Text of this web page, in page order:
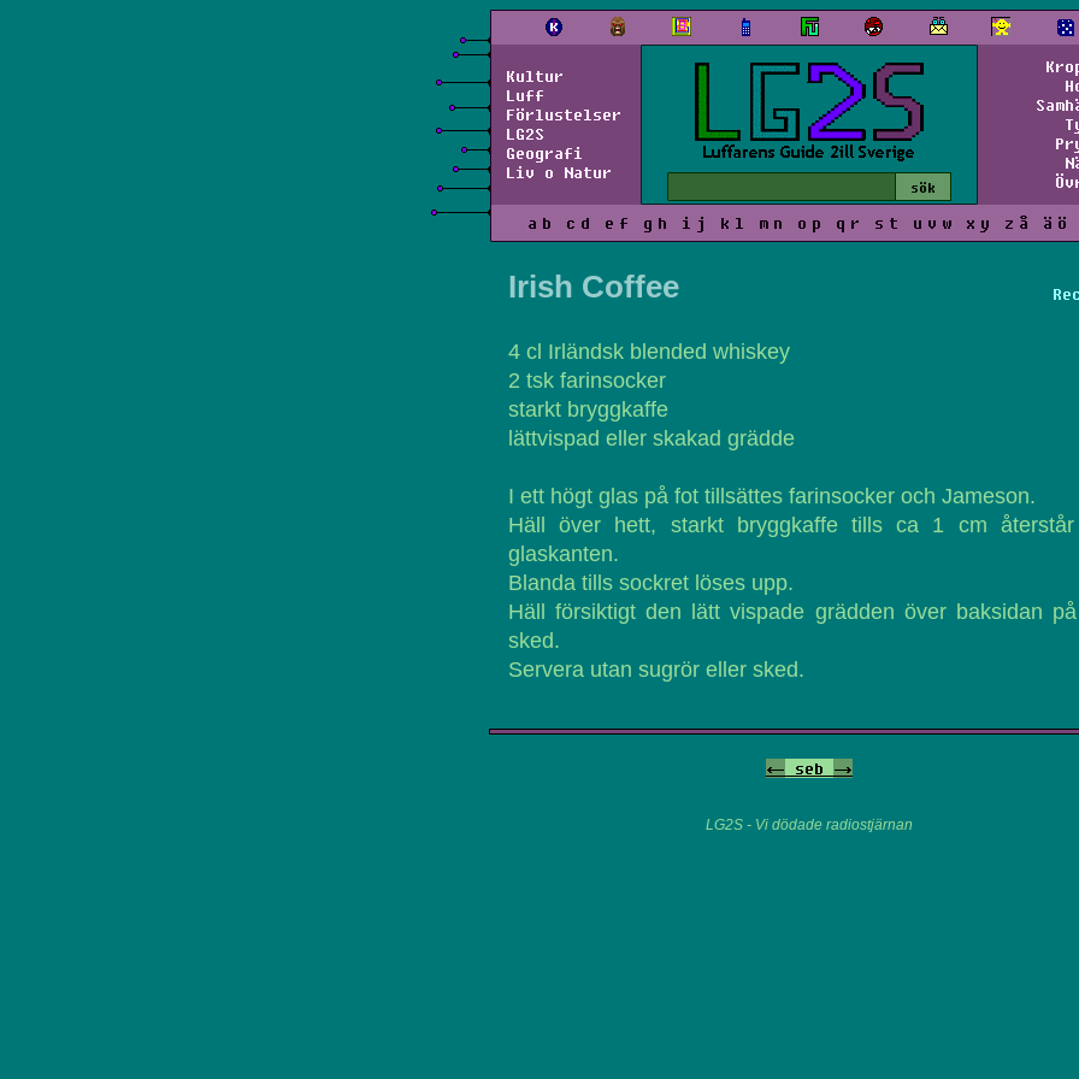
Kultur
Luff
Förlustelser
LG2S
Geografi
Liv o Natur
a b c d e f g h i j k l m n o p q r s t u v w x y z å ä ö
Irish Coffee
4 cl Irländsk blended whiskey
2 tsk farinsocker
starkt bryggkaffe
lättvispad eller skakad grädde
I ett högt glas på fot tillsättes farinsocker och Jameson.
Häll över hett, starkt bryggkaffe tills ca 1 cm
glaskanten.
Blanda tills sockret löses upp.
Häll försiktigt den lätt vispade grädden över baksidan
sked.
Servera utan sugrör eller sked.
<- seb ->
LG2S - Vi dödade radiostjärnan